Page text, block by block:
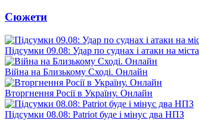
Сюжети
Підсумки 09.08: Удар по суднах і атаки на міста
Війна на Близькому Сході. Онлайн
Вторгнення Росії в Україну. Онлайн
Підсумки 08.08: Patriot буде і мінус два НПЗ